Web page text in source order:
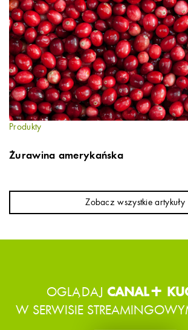
Produkty
Żurawina amerykańska
Zobacz wszystkie artykuły
OGLĄDAJ CANAL+
W SERWISIE